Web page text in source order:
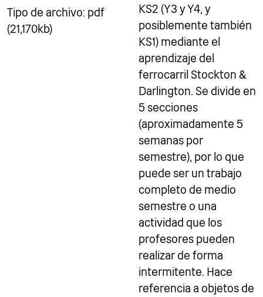
Tipo de archivo: pdf
(21,170kb)
KS2 (Y3 y Y4, y
posiblemente también
KS1) mediante el
aprendizaje del
ferrocarril Stockton &
Darlington. Se divide en
5 secciones
(aproximadamente 5
semanas por
semestre), por lo que
puede ser un trabajo
completo de medio
semestre o una
actividad que los
profesores pueden
realizar de forma
intermitente. Hace
referencia a objetos de